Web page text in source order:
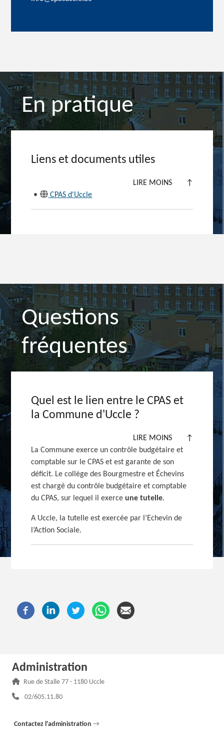
En pratique
Liens et documents utiles
LIRE MOINS
↑
•
CPAS d'Uccle
Questions
fréquentes
Quel est le lien entre le CPAS et
la Commune d'Uccle ?
LIRE MOINS
↑
La Commune exerce un contrôle budgétaire et
comptable sur le CPAS et est garante de son
déficit. Le collège des Bourgmestre et Échevins
est chargé du contrôle budgétaire et comptable
du CPAS, sur lequel il exerceune tutelle.
A Uccle, la tutelle est exercée par l’Echevin de
l’Action Sociale.
Administration
Adresse :
Rue de Stalle 77 - 1180 Uccle
Téléphone :
02/605.11.80
Contactez l'administration →